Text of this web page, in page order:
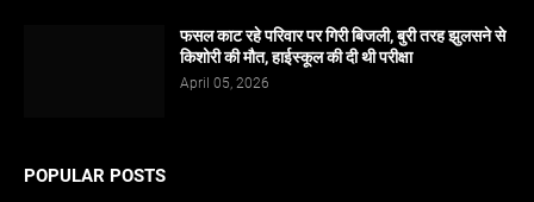
फसल काट रहे परिवार पर गिरी बिजली, बुरी तरह झुलसने से
किशोरी की मौत, हाईस्कूल की दी थी परीक्षा
April 05, 2026
POPULAR POSTS